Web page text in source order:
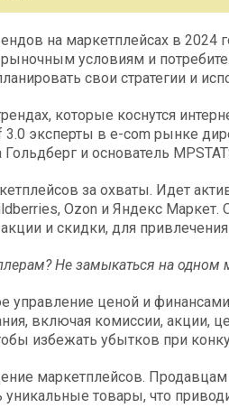
на маркетплейсах в 2024
условиям и
свои стратегии и
которые коснутся
3.0 эксперты в e-com рынке
Гольдберг и основатель
за охваты. Идет
Ozon и Яндекс
и скидки, для привлечения
Не замыкаться на одном
управление ценой и
включая комиссии, акции,
избежать убытков при
маркетплейсов. Продавцам
уникальные товары, что